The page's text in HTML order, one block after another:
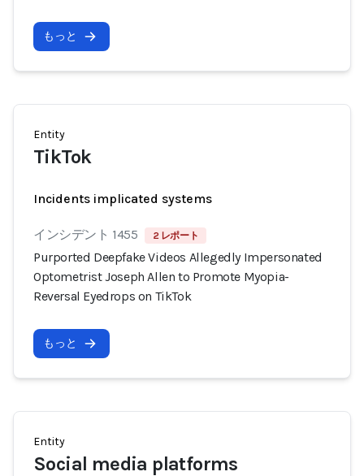
もっと
Entity
TikTok
Incidents implicated systems
インシデント 1455 2 レポート
Purported Deepfake Videos Allegedly Impersonated
Optometrist Joseph Allen to Promote Myopia-
Reversal Eyedrops on TikTok
もっと
Entity
Social media platforms